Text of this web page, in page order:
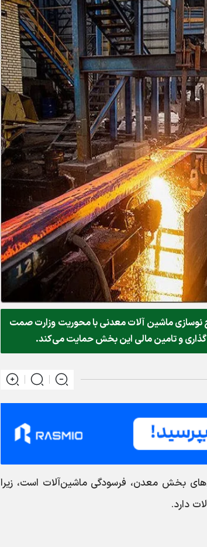
ماشین آلات معدنی با محوریت وزارت صمت
گذاری و تامین مالی این بخش حمایت می‌کند.
بخش معدن، فرسودگی ماشین‌آلات است، زیرا
دارد.